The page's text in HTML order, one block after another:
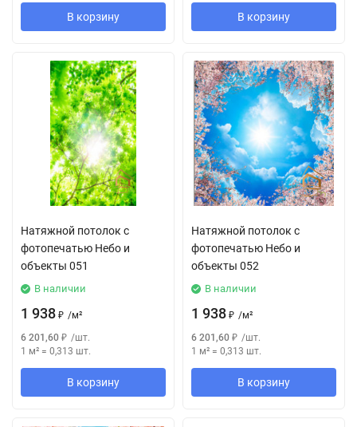
В корзину В корзину
Натяжной потолок с
фотопечатью Небо и
объекты 051
В наличии
1 938 ₽ /м²
6 201,60 ₽ /шт.
1 м² = 0,313 шт.
В корзину
Натяжной потолок с
фотопечатью Небо и
объекты 052
В наличии
1 938 ₽ /м²
6 201,60 ₽ /шт.
1 м² = 0,313 шт.
В корзину